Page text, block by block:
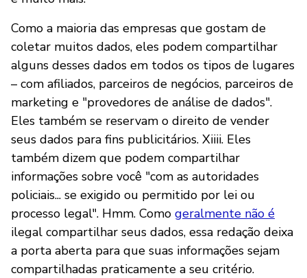
Como a maioria das empresas que gostam de
coletar muitos dados, eles podem compartilhar
alguns desses dados em todos os tipos de lugares
– com afiliados, parceiros de negócios, parceiros de
marketing e "provedores de análise de dados".
Eles também se reservam o direito de vender
seus dados para fins publicitários. Xiiii. Eles
também dizem que podem compartilhar
informações sobre você "com as autoridades
policiais... se exigido ou permitido por lei ou
processo legal". Hmm. Como geralmente não é
ilegal compartilhar seus dados, essa redação deixa
a porta aberta para que suas informações sejam
compartilhadas praticamente a seu critério.